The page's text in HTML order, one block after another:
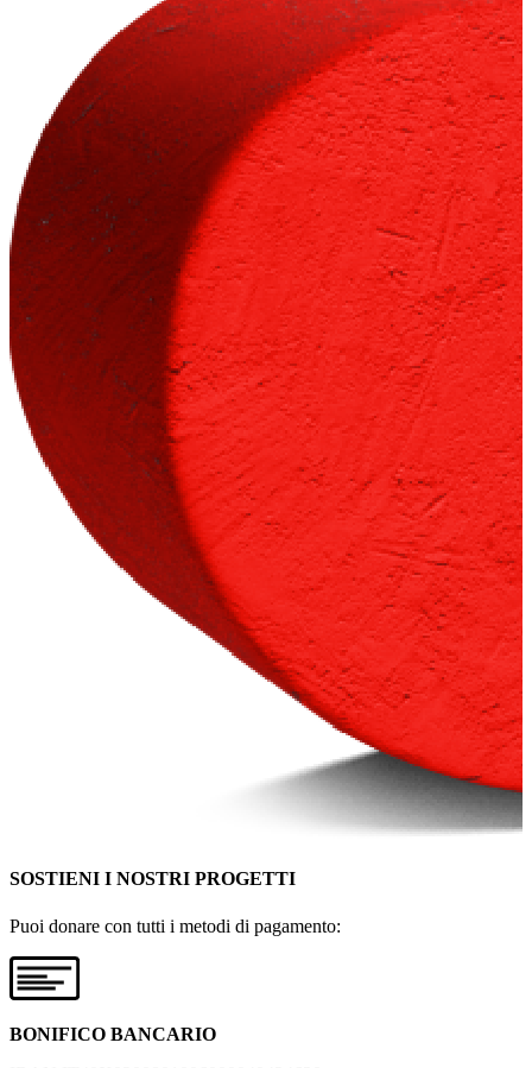
SOSTIENI I NOSTRI PROGETTI
Puoi donare con tutti i metodi di pagamento:
BONIFICO BANCARIO